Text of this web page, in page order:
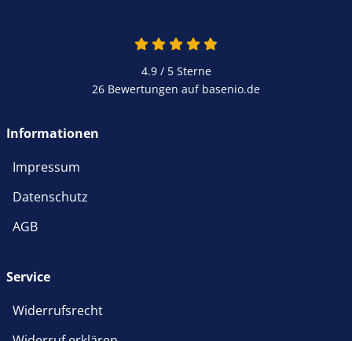
4.9 / 5Sterne
26 Bewertungen auf basenio.de
Informationen
Impressum
Datenschutz
AGB
Service
Widerrufsrecht